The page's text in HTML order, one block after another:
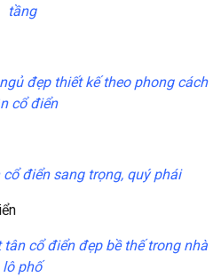
tầng
đẹp thiết kế theo phong cách
cổ điển
điển sang trọng, quý phái
cổ điển đẹp bề thế trong nhà
lô phố